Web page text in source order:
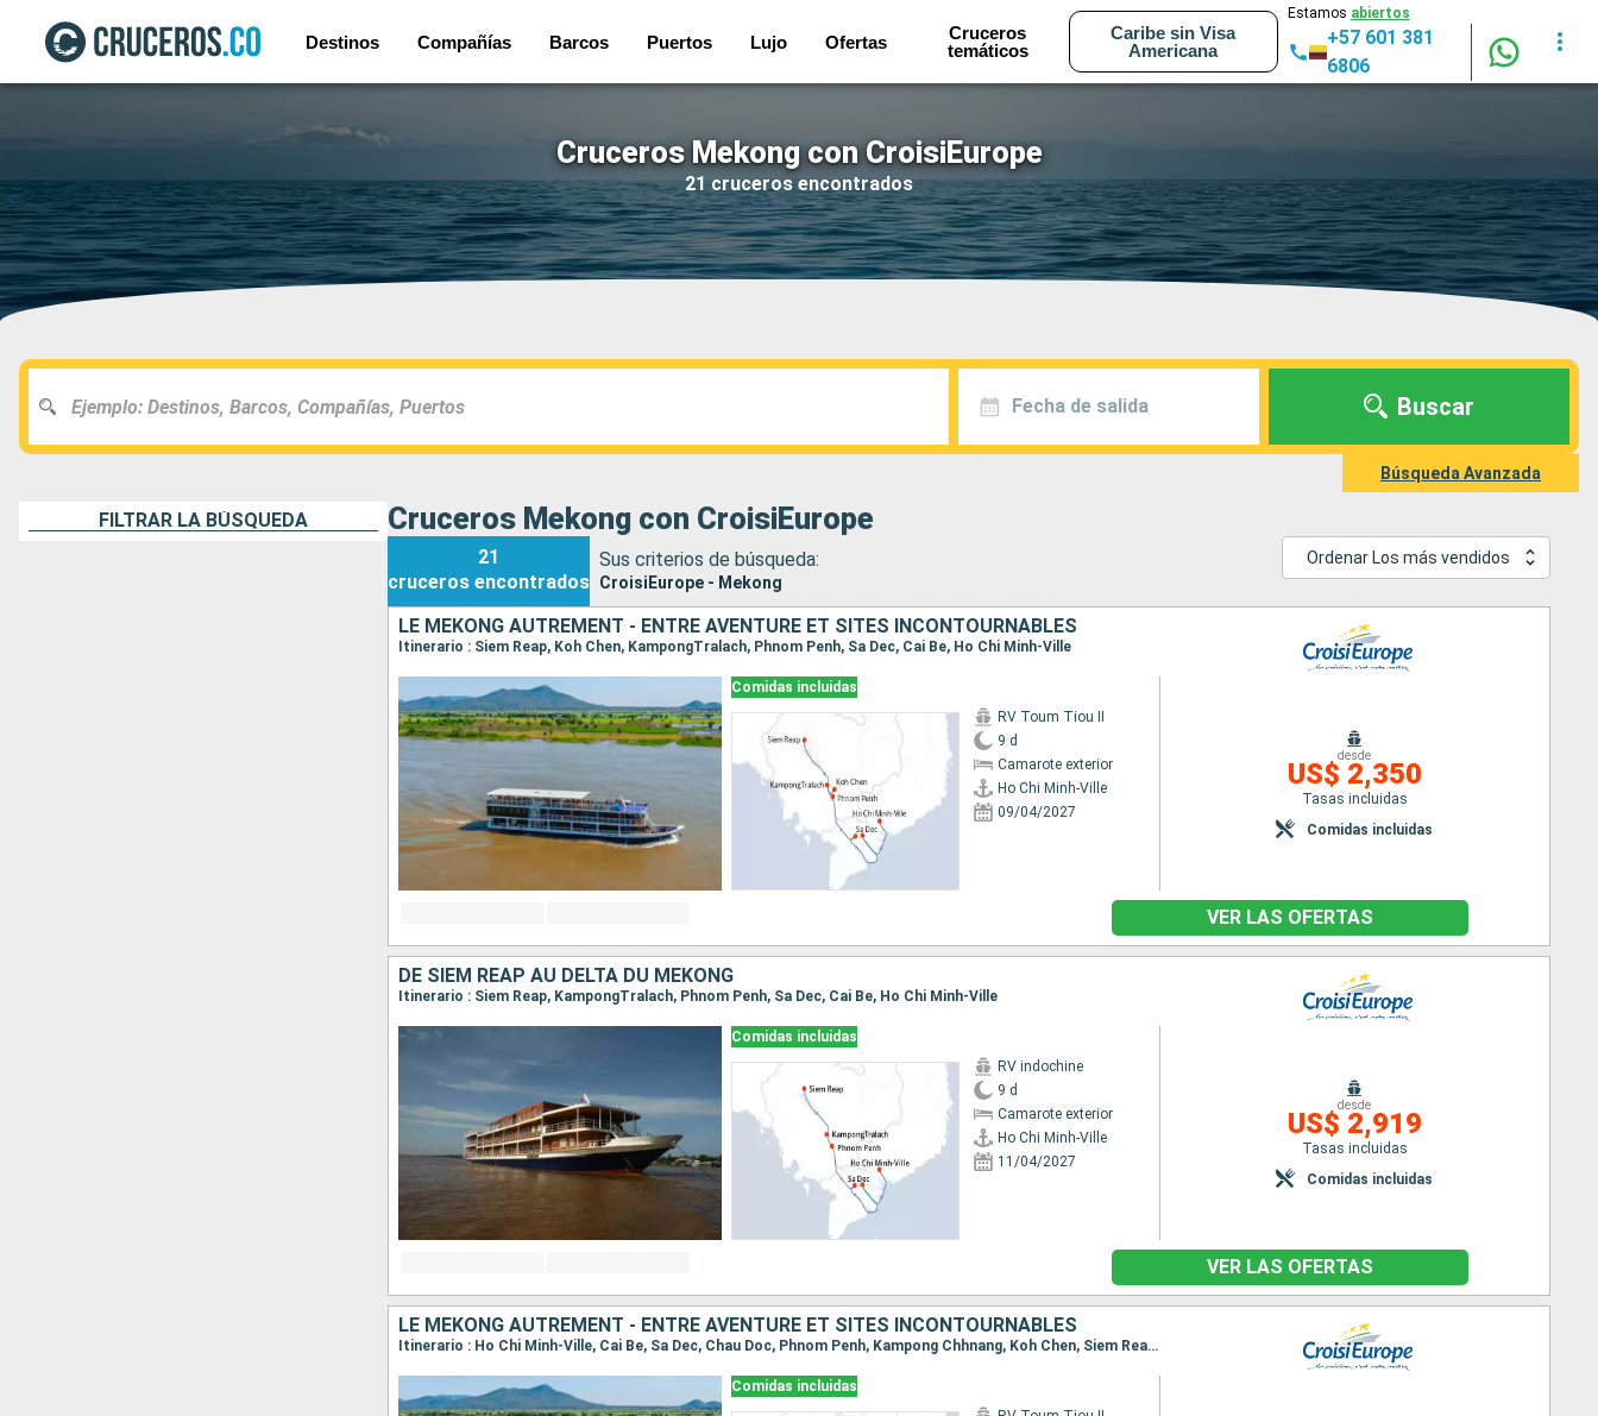
Destinos Compañías Barcos Puertos Lujo Ofertas
Cruceros
temáticos
Caribe sin Visa
Americana
Estamos abiertos
+57 601 381
6806
Cruceros Mekong con CroisiEurope
21 cruceros encontrados
Fecha de salida Buscar
Búsqueda Avanzada
FILTRAR LA BÚSQUEDA Cruceros Mekong con CroisiEurope
21
cruceros encontrados
Sus criterios de búsqueda:
CroisiEurope - Mekong
Ordenar Los más vendidos
LE MÉKONG AUTREMENT - ENTRE AVENTURE ET SITES INCONTOURNABLES
Itinerario : Siem Reap, Koh Chen, KampongTralach, Phnom Penh, Sa Dec, Cai Be, Ho Chi Minh-Ville
Comidas incluidas
RV Toum Tiou II
9 d
Camarote exterior
Ho Chi Minh-Ville
09/04/2027
desde
US$ 2,350
Tasas incluidas
Comidas incluidas
VER LAS OFERTAS
DE SIEM REAP AU DELTA DU MÉKONG
Itinerario : Siem Reap, KampongTralach, Phnom Penh, Sa Dec, Cai Be, Ho Chi Minh-Ville
Comidas incluidas
RV indochine
9 d
Camarote exterior
Ho Chi Minh-Ville
11/04/2027
desde
US$ 2,919
Tasas incluidas
Comidas incluidas
VER LAS OFERTAS
LE MÉKONG AUTREMENT - ENTRE AVENTURE ET SITES INCONTOURNABLES
Itinerario : Ho Chi Minh-Ville, Cai Be, Sa Dec, Chau Doc, Phnom Penh, Kampong Chhnang, Koh Chen, Siem Reap, Angkor, Siem Reap, Angkor
Comidas incluidas